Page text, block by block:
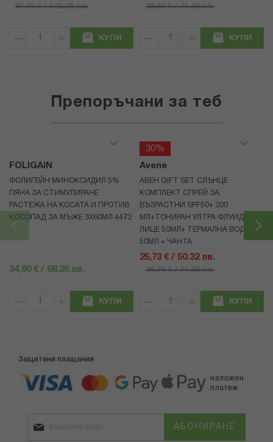
61,50 € / 120.28 лв.
КУПИ
36,55 € / 71.49 лв.
КУПИ
Препоръчани за теб
FOLIGAIN
ФОЛИГЕЙН МИНОКСИДИЛ 5%
ПЯНА ЗА СТИМУЛИРАНЕ
РАСТЕЖА НА КОСАТА И ПРОТИВ
КОСОПАД ЗА МЪЖЕ 3X60МЛ 4472
34,90 € / 68.26 лв.
КУПИ
30%
Avene
АВЕН GIFT SET СЛЪНЦЕ
КОМПЛЕКТ СПРЕЙ ЗА
ВЪЗРАСТНИ SPF50+ 200
МЛ+ТОНИРАН УЛТРА ФЛУИД ЗА
ЛИЦЕ 50МЛ+ ТЕРМАЛНА ВОДА
50МЛ + ЧАНТА
25,73 € / 50.32 лв.
36,76 € / 71.90 лв.
КУПИ
Защитени плащания
АБОНИРАНЕ